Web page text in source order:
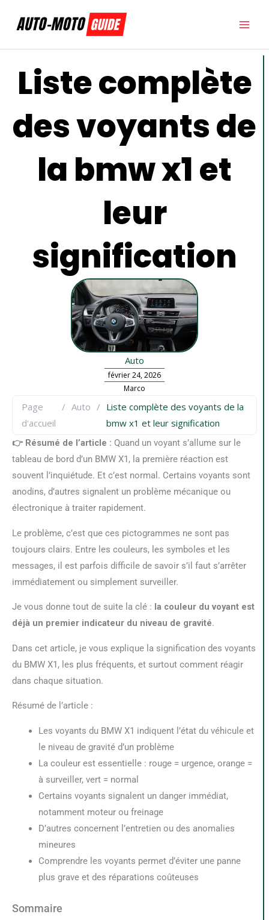
Liste complète
des voyants de
la bmw x1 et
leur
signification
Auto
février 24, 2026
Marco
Page
d'accueil
/ Auto / Liste complète des voyants de la
bmw x1 et leur signification
👉 Résumé de l’article : Quand un voyant s’allume sur le
tableau de bord d’un BMW X1, la première réaction est
souvent l’inquiétude. Et c’est normal. Certains voyants sont
anodins, d’autres signalent un problème mécanique ou
électronique à traiter rapidement.
Le problème, c’est que ces pictogrammes ne sont pas
toujours clairs. Entre les couleurs, les symboles et les
messages, il est parfois difficile de savoir s’il faut s’arrêter
immédiatement ou simplement surveiller.
Je vous donne tout de suite la clé : la couleur du voyant est
déjà un premier indicateur du niveau de gravité.
Dans cet article, je vous explique la signification des voyants
du BMW X1, les plus fréquents, et surtout comment réagir
dans chaque situation.
Résumé de l’article :
Les voyants du BMW X1 indiquent l’état du véhicule et
le niveau de gravité d’un problème
La couleur est essentielle : rouge = urgence, orange =
à surveiller, vert = normal
Certains voyants signalent un danger immédiat,
notamment moteur ou freinage
D’autres concernent l’entretien ou des anomalies
mineures
Comprendre les voyants permet d’éviter une panne
plus grave et des réparations coûteuses
Sommaire